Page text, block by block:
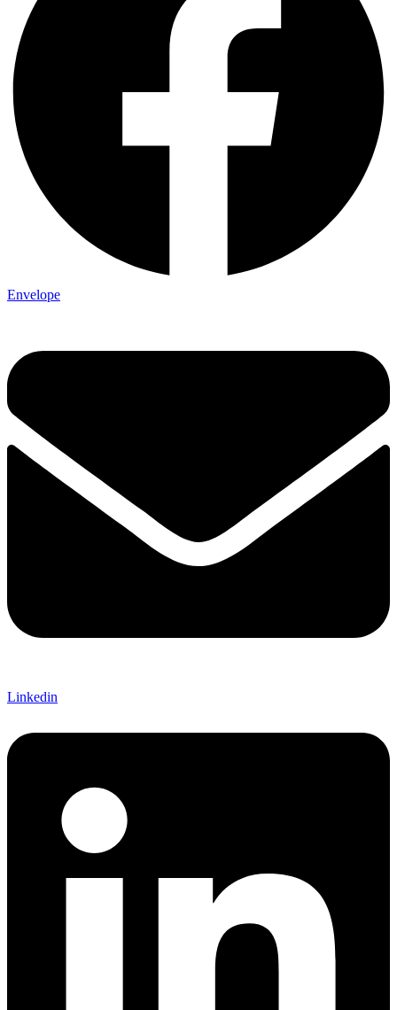
Envelope
Linkedin